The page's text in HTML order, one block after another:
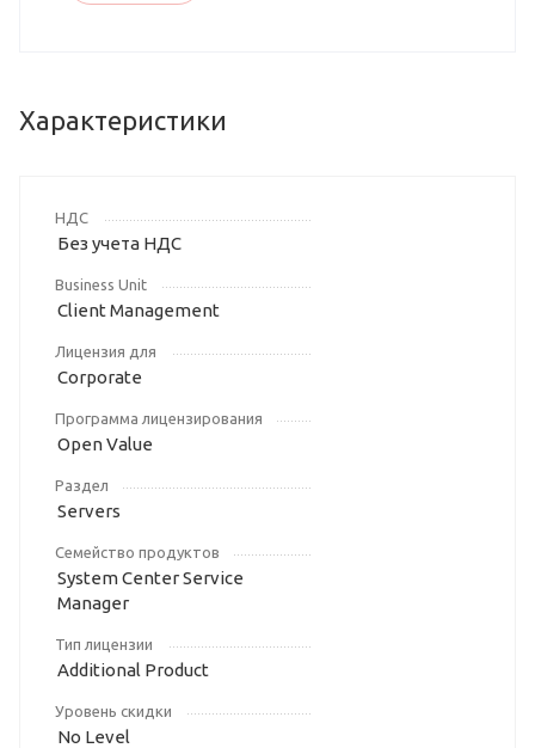
Характеристики
НДС
Без учета НДС
Business Unit
Client Management
Лицензия для
Corporate
Программа лицензирования
Open Value
Раздел
Servers
Семейство продуктов
System Center Service
Manager
Тип лицензии
Additional Product
Уровень скидки
No Level